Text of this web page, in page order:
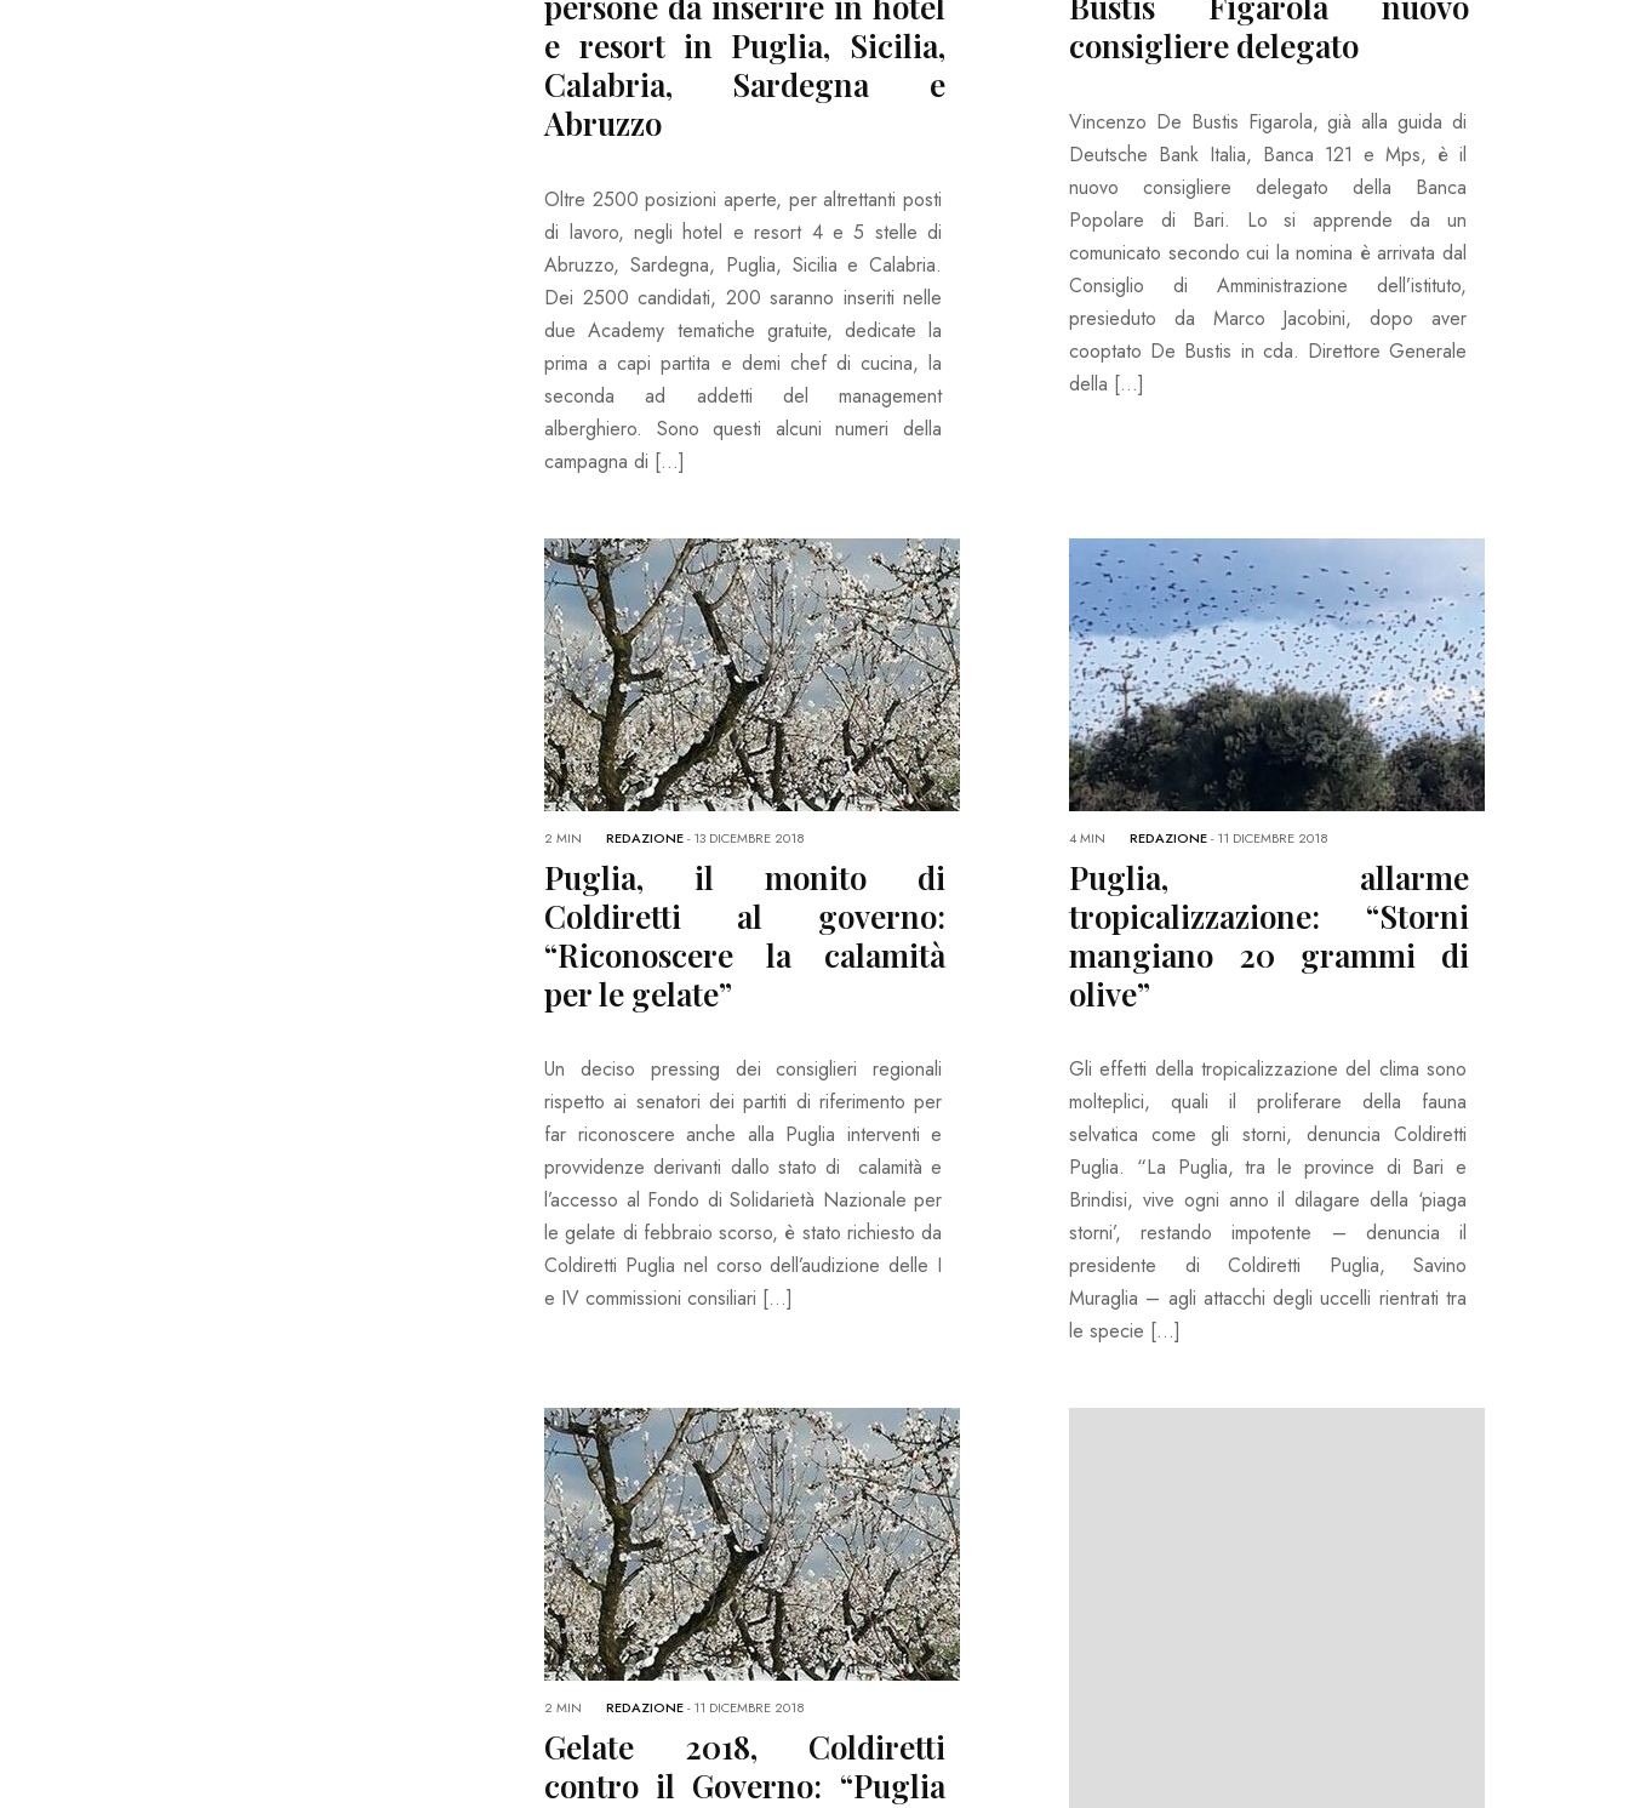
e resort in Puglia, Sicilia,
Calabria, Sardegna e
Abruzzo
Oltre 2500 posizioni aperte, per altrettanti posti
di lavoro, negli hotel e resort 4 e 5 stelle di
Abruzzo, Sardegna, Puglia, Sicilia e Calabria.
Dei 2500 candidati, 200 saranno inseriti nelle
due Academy tematiche gratuite, dedicate la
prima a capi partita e demi chef di cucina, la
seconda ad addetti del management
alberghiero. Sono questi alcuni numeri della
campagna di […]
consigliere delegato
Vincenzo De Bustis Figarola, già alla guida di
Deutsche Bank Italia, Banca 121 e Mps, è il
nuovo consigliere delegato della Banca
Popolare di Bari. Lo si apprende da un
comunicato secondo cui la nomina è arrivata dal
Consiglio di Amministrazione dell’istituto,
presieduto da Marco Jacobini, dopo aver
cooptato De Bustis in cda. Direttore Generale
della […]
REDAZIONE-13 DICEMBRE 2018
2 MIN
Puglia, il monito di
Coldiretti al governo:
“Riconoscere la calamità
per le gelate”
Un deciso pressing dei consiglieri regionali
rispetto ai senatori dei partiti di riferimento per
far riconoscere anche alla Puglia interventi e
provvidenze derivanti dallo stato di calamità e
l’accesso al Fondo di Solidarietà Nazionale per
le gelate di febbraio scorso, è stato richiesto da
Coldiretti Puglia nel corso dell’audizione delle I
e IV commissioni consiliari […]
REDAZIONE-11 DICEMBRE 2018
4 MIN
Puglia, allarme
tropicalizzazione: “Storni
mangiano 20 grammi di
olive”
Gli effetti della tropicalizzazione del clima sono
molteplici, quali il proliferare della fauna
selvatica come gli storni, denuncia Coldiretti
Puglia. “La Puglia, tra le province di Bari e
Brindisi, vive ogni anno il dilagare della ‘piaga
storni’, restando impotente – denuncia il
presidente di Coldiretti Puglia, Savino
Muraglia – agli attacchi degli uccelli rientrati tra
le specie […]
REDAZIONE-11 DICEMBRE 2018
2 MIN
Gelate 2018, Coldiretti
contro il Governo: “Puglia